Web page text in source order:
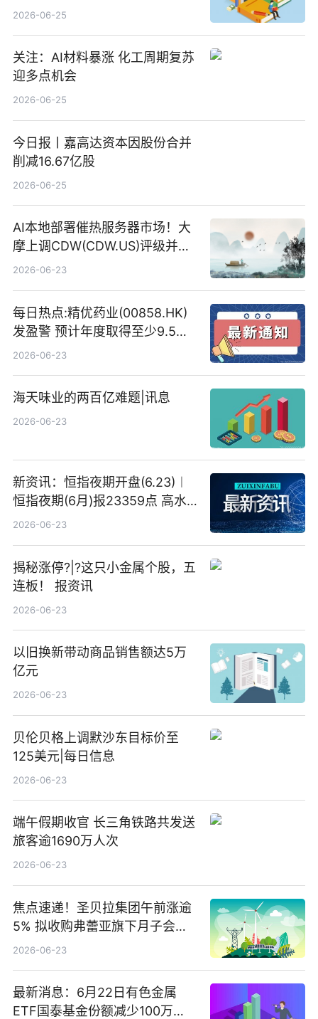
2026-06-25
关注：AI材料暴涨 化工周期复苏
迎多点机会
2026-06-25
今日报丨嘉高达资本因股份合并
削减16.67亿股
2026-06-25
AI本地部署催热服务器市场！大
摩上调CDW(CDW.US)评级并看
高IBM(IBM.US)戴尔(DELL.US)
2026-06-23
每日热点:精优药业(00858.HK)
发盈警 预计年度取得至少9.5亿
港元的亏损 同比盈转亏
2026-06-23
海天味业的两百亿难题|讯息
2026-06-23
新资讯：恒指夜期开盘(6.23)︱
恒指夜期(6月)报23359点 高水
23点
2026-06-23
揭秘涨停?|?这只小金属个股，五
连板！ 报资讯
2026-06-23
以旧换新带动商品销售额达5万
亿元
2026-06-23
贝伦贝格上调默沙东目标价至
125美元|每日信息
2026-06-23
端午假期收官 长三角铁路共发送
旅客逾1690万人次
2026-06-23
焦点速递！圣贝拉集团午前涨逾
5% 拟收购弗蕾亚旗下月子会所
业务少数股权
2026-06-23
最新消息：6月22日有色金属
ETF国泰基金份额减少100万